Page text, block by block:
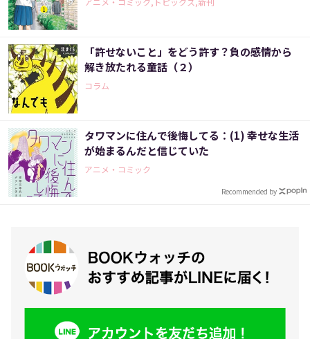
「許せないこと」をどう許す？負の感情から
解き放たれる童話（２）
コラム
タワマンに住んで後悔してる：(1) 幸せな生活
が始まるんだと信じていた
アニメ・コミック
Recommended by